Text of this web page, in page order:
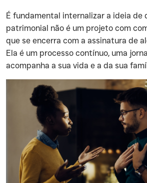
É fundamental internalizar a ideia de
patrimonial não é um projeto com
que se encerra com a assinatura de
Ela é um processo contínuo, uma
acompanha a sua vida e a da sua